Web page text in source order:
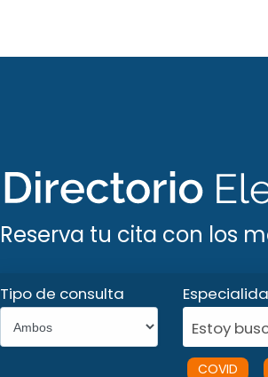
Reserva tu cita con los
Tipo de consulta
Estoy
COVID